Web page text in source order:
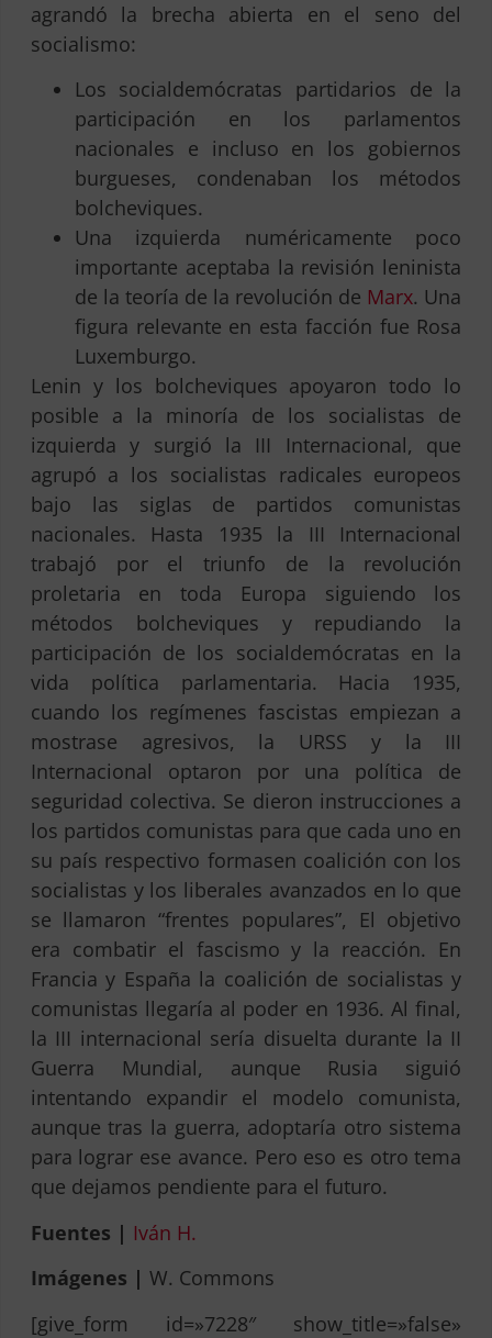
agrandó la brecha abierta en el seno del
socialismo:
Los socialdemócratas partidarios de la
participación en los parlamentos
nacionales e incluso en los gobiernos
burgueses, condenaban los métodos
bolcheviques.
Una izquierda numéricamente poco
importante aceptaba la revisión leninista
de la teoría de la revolución de Marx. Una
figura relevante en esta facción fue Rosa
Luxemburgo.
Lenin y los bolcheviques apoyaron todo lo
posible a la minoría de los socialistas de
izquierda y surgió la III Internacional, que
agrupó a los socialistas radicales europeos
bajo las siglas de partidos comunistas
nacionales. Hasta 1935 la III Internacional
trabajó por el triunfo de la revolución
proletaria en toda Europa siguiendo los
métodos bolcheviques y repudiando la
participación de los socialdemócratas en la
vida política parlamentaria. Hacia 1935,
cuando los regímenes fascistas empiezan a
mostrase agresivos, la URSS y la III
Internacional optaron por una política de
seguridad colectiva. Se dieron instrucciones a
los partidos comunistas para que cada uno en
su país respectivo formasen coalición con los
socialistas y los liberales avanzados en lo que
se llamaron “frentes populares”, El objetivo
era combatir el fascismo y la reacción. En
Francia y España la coalición de socialistas y
comunistas llegaría al poder en 1936. Al final,
la III internacional sería disuelta durante la II
Guerra Mundial, aunque Rusia siguió
intentando expandir el modelo comunista,
aunque tras la guerra, adoptaría otro sistema
para lograr ese avance. Pero eso es otro tema
que dejamos pendiente para el futuro.
Fuentes | Iván H.
Imágenes | W. Commons
[give_form id=»7228″ show_title=»false»